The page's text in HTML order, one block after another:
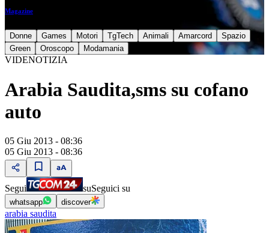
Magazine
Donne Games Motori TgTech Animali Amarcord
Spazio
Green
Oroscopo Modamania
VIDENOTIZIA
Arabia Saudita,sms su cofano
auto
05 Giu 2013 - 08:36
05 Giu 2013 - 08:36
Segui suSeguici su
whatsapp discover
arabia saudita